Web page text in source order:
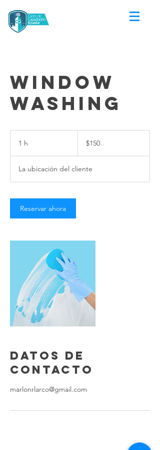
Window
Washing
1 h
estadounidenses
$150
La ubicación del cliente
Reservar ahora
Datos de
contacto
marlonrlarco@gmail.com